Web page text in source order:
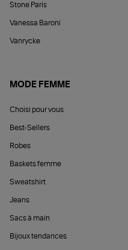
Stone Paris
Vanessa Baroni
Vanrycke
MODE FEMME
Choisi pour vous
Best-Sellers
Robes
Baskets femme
Sweatshirt
Jeans
Sacs à main
Bijoux tendances